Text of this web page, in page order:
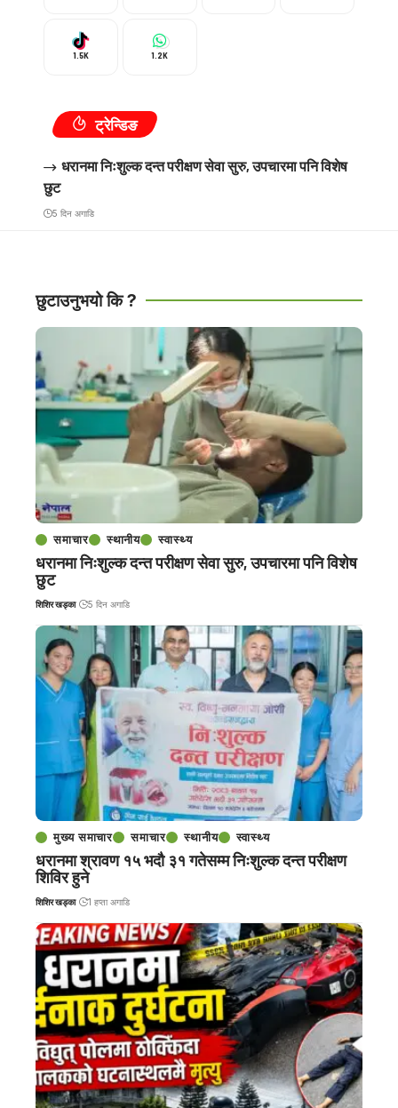
1.5K 1.2K
ट्रेन्डिङ
धरानमा निःशुल्क दन्त परीक्षण सेवा सुरु, उपचारमा पनि विशेष
छुट
5 दिन अगाडि
छुटाउनुभयो कि ?
समाचार स्थानीय स्वास्थ्य
धरानमा निःशुल्क दन्त परीक्षण सेवा सुरु, उपचारमा पनि विशेष
छुट
शिशिर खड्का 5 दिन अगाडि
मुख्य समाचार समाचार स्थानीय स्वास्थ्य
धरानमा श्रावण १५ भदौ ३१ गतेसम्म निःशुल्क दन्त परीक्षण
शिविर हुने
शिशिर खड्का 1 हप्ता अगाडि